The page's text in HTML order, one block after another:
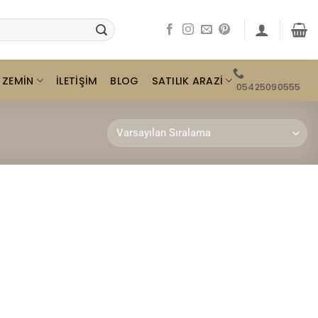
ZEMIN İLETIŞIM BLOG SATILIK ARAZI 05425090555